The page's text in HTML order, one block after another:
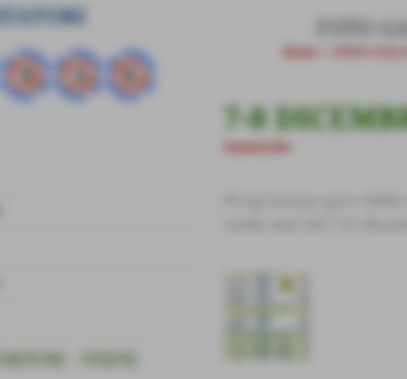
- VISITE
FOTO
7-8
Generiche